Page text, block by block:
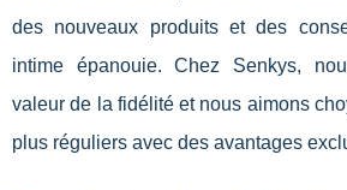
des nouveaux produits et des
intime épanouie. Chez Senkys,
valeur de la fidélité et nous aimons
plus réguliers avec des avantages